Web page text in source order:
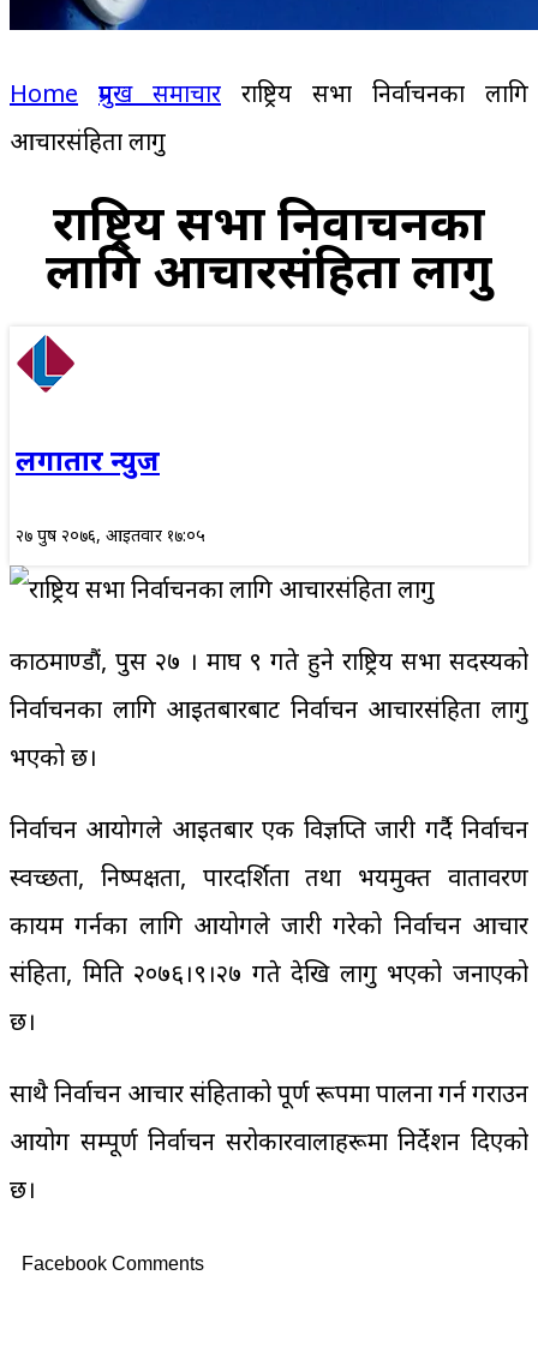
Home प्रमुख समाचार
राष्ट्रिय सभा निर्वाचनका लागि
आचारसंहिता लागु
राष्ट्रिय सभा निर्वाचनका
लागि आचारसंहिता लागु
लगातार न्युज
२७ पुष २०७६, आईतवार १७:०५
काठमाण्डौं, पुस २७ । माघ ९ गते हुने राष्ट्रिय सभा सदस्यको
निर्वाचनका लागि आइतबारबाट निर्वाचन आचारसंहिता लागु
भएको छ।
निर्वाचन आयोगले आइतबार एक विज्ञप्ति जारी गर्दै निर्वाचन
स्वच्छता, निष्पक्षता, पारदर्शिता तथा भयमुक्त वातावरण
कायम गर्नका लागि आयोगले जारी गरेको निर्वाचन आचार
संहिता, मिति २०७६।९।२७ गते देखि लागु भएको जनाएको
छ।
साथै निर्वाचन आचार संहिताको पूर्ण रूपमा पालना गर्न गराउन
आयोग सम्पूर्ण निर्वाचन सरोकारवालाहरूमा निर्देशन दिएको
छ।
Facebook Comments